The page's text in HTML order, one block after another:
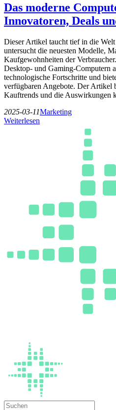
Das moderne
Innovatoren, Deals
Dieser Artikel taucht tief in die
untersucht die neuesten Modelle,
Kaufgewohnheiten der
Desktop- und Gaming-Computern
technologische Fortschritte und
verfügbaren Angebote. Der Artikel
Kauftrends und die Auswirkungen
2025-03-11Marketing
Weiterlesen